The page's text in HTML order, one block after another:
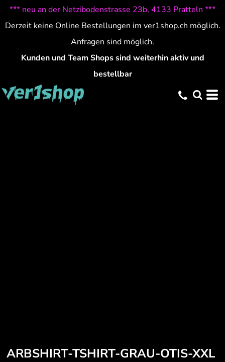
*** neu an der Netzibodenstrasse 23b, 4133 Pratteln ***
Derzeit keine Online Bestellungen im ver1shop.ch möglich.
Anfragen sind möglich.
Kunden und Team Shops sind weiterhin aktiv und
bestellbar
ARBSHIRT-TSHIRT-GRAU-OTIS-XXL